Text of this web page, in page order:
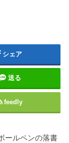
シェア
送る
feedly
ールペンの落書